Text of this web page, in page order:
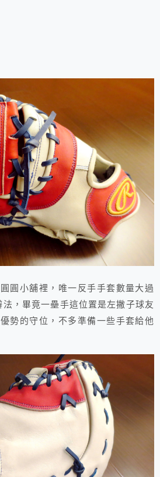
小舖裡，唯一反手手套數量大過
，畢竟一壘手這位置是左撇子球友
勢的守位，不多準備一些手套給他